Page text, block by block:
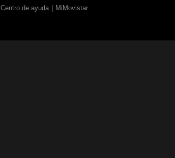
Centro de ayuda MiMovistar